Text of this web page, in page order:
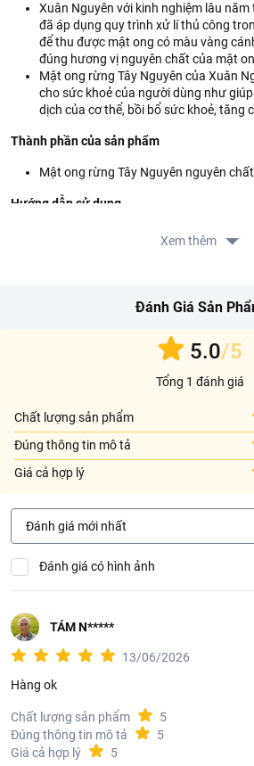
Xuân Nguyên với kinh nghiệm lâu
đã áp dụng quy trình xử lí thủ công
để thu được mật ong có màu vàng
đúng hương vị nguyên chất của mật
Mật ong rừng Tây Nguyên của Xuân
cho sức khoẻ của người dùng như
dịch của cơ thể, bồi bổ sức khoẻ, tăng
Thành phần của sản phẩm
Mật ong rừng Tây Nguyên nguyên
Hướng dẫn sử dụng
Dùng trực tiếp hoặc dùng để pha chế
Bảo quản ở nơi khô ráo, thoáng mát,
Đơn giá sản phẩm chưa gồm phí giao
đơn hàng của Quý khách, vui lòng xem
https://www.lottemart.vn/vi-nsg/faq/
Xem thêm
Đánh Giá Sản
5.0/5
Tổng 1 đánh giá
Chất lượng sản phẩm
Đúng thông tin mô tả
Giá cả hợp lý
Đánh giá mới nhất
Đánh giá có hình ảnh
TÁM N*****
13/06/2026
Hàng ok
Chất lượng sản phẩm
5
Đúng thông tin mô tả
5
Giá cả hợp lý
5